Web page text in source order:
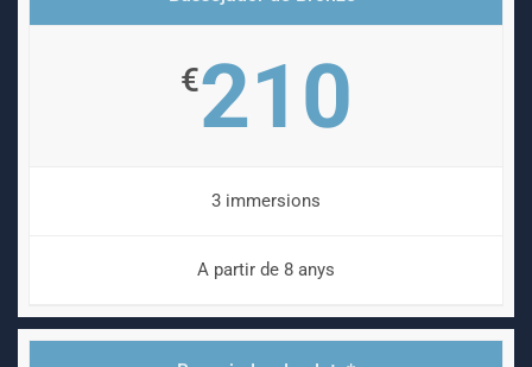
€210
3 immersions
A partir de 8 anys